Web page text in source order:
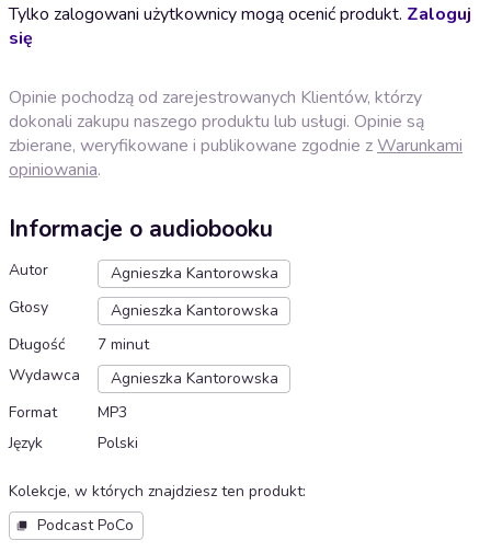
Tylko zalogowani użytkownicy mogą ocenić produkt. Zaloguj
się
Opinie pochodzą od zarejestrowanych Klientów, którzy
dokonali zakupu naszego produktu lub usługi. Opinie są
zbierane, weryfikowane i publikowane zgodnie zWarunkami
opiniowania.
Informacje o audiobooku
Autor
Agnieszka Kantorowska
Głosy
Agnieszka Kantorowska
Długość
7 minut
Wydawca
Agnieszka Kantorowska
Format
MP3
Język
Polski
Kolekcje, w których znajdziesz ten produkt:
Podcast PoCo